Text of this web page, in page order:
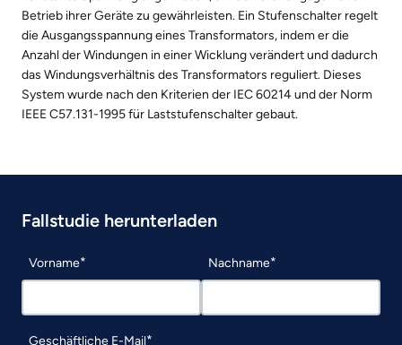
Betrieb ihrer Geräte zu gewährleisten. Ein Stufenschalter regelt
die Ausgangsspannung eines Transformators, indem er die
Anzahl der Windungen in einer Wicklung verändert und dadurch
das Windungsverhältnis des Transformators reguliert. Dieses
System wurde nach den Kriterien der IEC 60214 und der Norm
IEEE C57.131-1995 für Laststufenschalter gebaut.
Fallstudie herunterladen
Vorname Nachname
Geschäftliche E-Mail